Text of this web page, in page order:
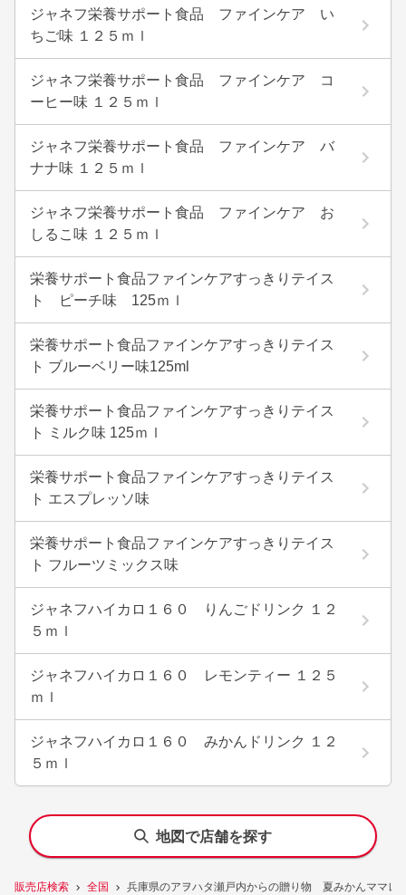
販売店検索 全国 兵庫県のアヲハタ瀬戸内からの贈り物 夏みかんママレ
ジャネフ栄養サポート食品 ファインケア い
ちご味 １２５ｍｌ
ジャネフ栄養サポート食品 ファインケア コ
ーヒー味 １２５ｍｌ
ジャネフ栄養サポート食品 ファインケア バ
ナナ味 １２５ｍｌ
ジャネフ栄養サポート食品 ファインケア お
しるこ味 １２５ｍｌ
栄養サポート食品ファインケアすっきりテイス
ト ピーチ味 125ｍｌ
栄養サポート食品ファインケアすっきりテイス
ト ブルーベリー味125ml
栄養サポート食品ファインケアすっきりテイス
ト ミルク味 125ｍｌ
栄養サポート食品ファインケアすっきりテイス
ト エスプレッソ味
栄養サポート食品ファインケアすっきりテイス
ト フルーツミックス味
ジャネフハイカロ１６０ りんごドリンク １２
５ｍｌ
ジャネフハイカロ１６０ レモンティー １２５
ｍｌ
ジャネフハイカロ１６０ みかんドリンク １２
５ｍｌ
地図で店舗を探す